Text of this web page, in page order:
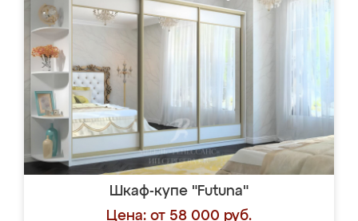
Шкаф-купе "Futuna"
Цена: от 58 000 руб.